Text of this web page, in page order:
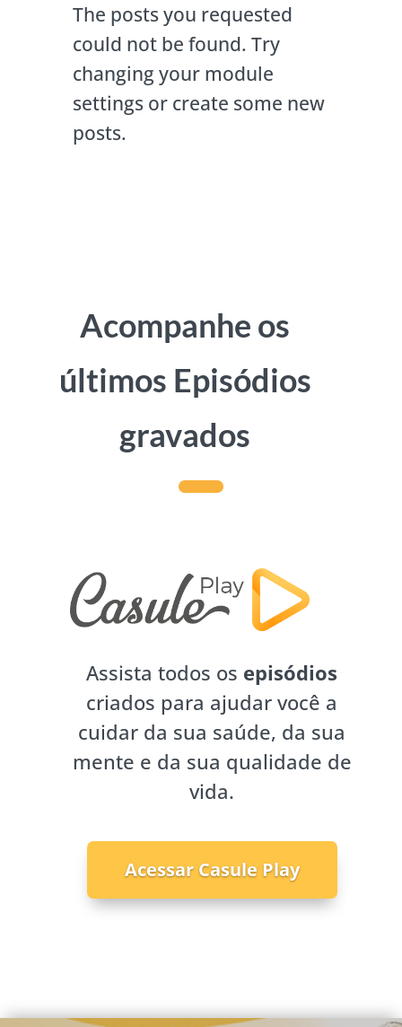
The posts you requested
could not be found. Try
changing your module
settings or create some new
posts.
Acompanhe os
últimos Episódios
gravados
Assista todos os episódios
criados para ajudar você a
cuidar da sua saúde, da sua
mente e da sua qualidade de
vida.
Acessar Casule Play